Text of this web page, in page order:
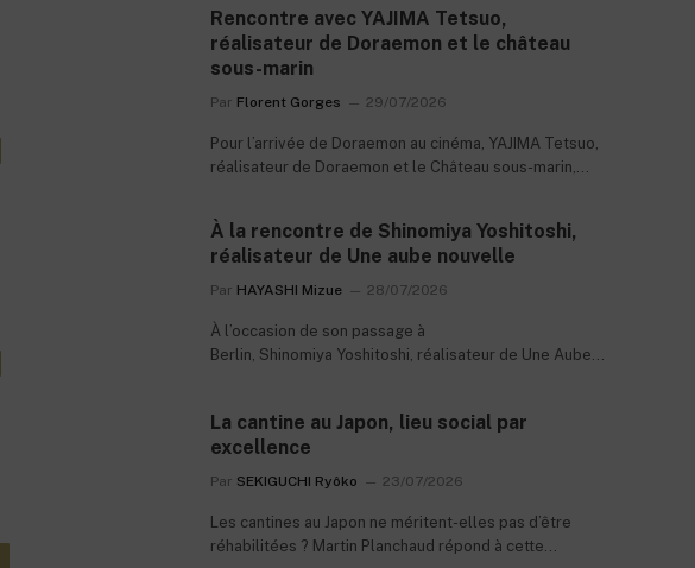
Rencontre avec YAJIMA Tetsuo,
réalisateur de Doraemon et le château
sous-marin
Par Florent Gorges 29/07/2026
Pour l’arrivée de Doraemon au cinéma, YAJIMA Tetsuo,
réalisateur de Doraemon et le Château sous-marin,
À la rencontre de Shinomiya Yoshitoshi,
réalisateur de Une aube nouvelle
Par HAYASHI Mizue 28/07/2026
À l’occasion de son passage à
Berlin, Shinomiya Yoshitoshi, réalisateur de Une Aube
La cantine au Japon, lieu social par
excellence
Par SEKIGUCHI Ryôko 23/07/2026
Les cantines au Japon ne méritent-elles pas d’être
réhabilitées ? Martin Planchaud répond à cette